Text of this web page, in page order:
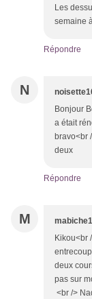
Les
semaine
Répondre
N
Bonjour
a était
bravo<br
deux
Répondre
M
Kikou<br
deux
pas sur
<br />